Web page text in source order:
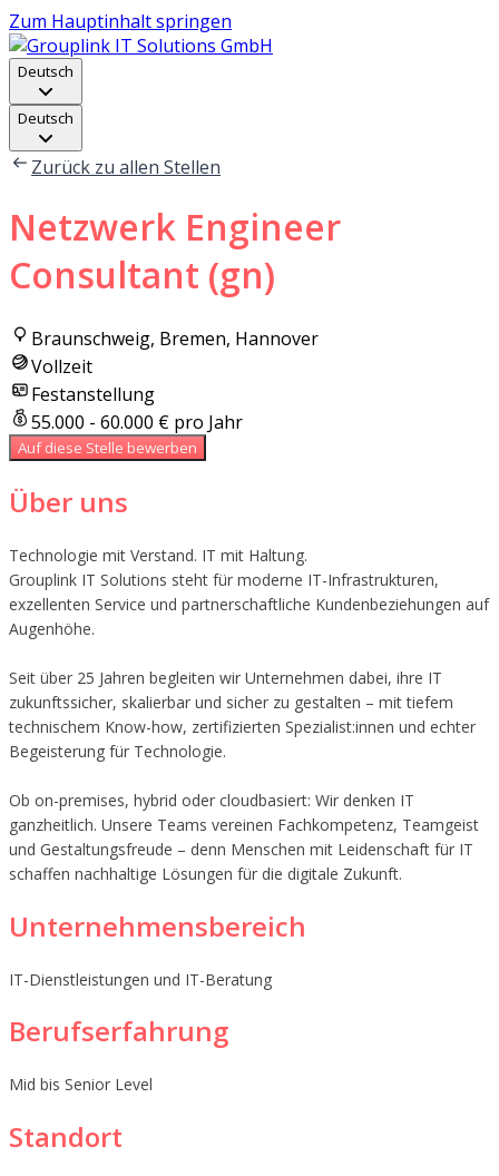
Zum Hauptinhalt springen
Deutsch
Deutsch
Zurück zu allen Stellen
Netzwerk Engineer
Consultant (gn)
Braunschweig, Bremen, Hannover
Vollzeit
Festanstellung
55.000 - 60.000 € pro Jahr
Auf diese Stelle bewerben
Über uns
Technologie mit Verstand. IT mit Haltung.
Grouplink IT Solutions steht für moderne IT-Infrastrukturen,
exzellenten Service und partnerschaftliche Kundenbeziehungen auf
Augenhöhe.
Seit über 25 Jahren begleiten wir Unternehmen dabei, ihre IT
zukunftssicher, skalierbar und sicher zu gestalten – mit tiefem
technischem Know-how, zertifizierten Spezialist:innen und echter
Begeisterung für Technologie.
Ob on-premises, hybrid oder cloudbasiert: Wir denken IT
ganzheitlich. Unsere Teams vereinen Fachkompetenz, Teamgeist
und Gestaltungsfreude – denn Menschen mit Leidenschaft für IT
schaffen nachhaltige Lösungen für die digitale Zukunft.
Unternehmensbereich
IT-Dienstleistungen und IT-Beratung
Berufserfahrung
Mid bis Senior Level
Standort